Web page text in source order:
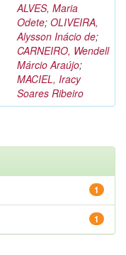
ALVES, Maria
Odete; OLIVEIRA,
Alysson Inácio de;
CARNEIRO, Wendell
Márcio Araújo;
MACIEL, Iracy
Soares Ribeiro
1
1